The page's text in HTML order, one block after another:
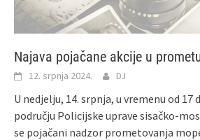
Najava pojačane akcije u
12. srpnja 2024. DJ
U nedjelju, 14. srpnja, u vremenu od 17
području Policijske uprave sisačko-
se pojačani nadzor prometovanja